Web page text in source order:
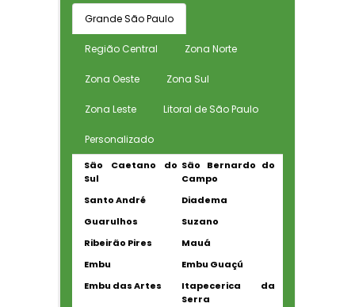
Grande São Paulo
Região Central Zona Norte
Zona Oeste Zona Sul
Zona Leste Litoral de São Paulo
Personalizado
São Caetano do
Sul
São Bernardo do
Campo
Santo André
Diadema
Guarulhos
Suzano
Ribeirão Pires
Mauá
Embu
Embu Guaçú
Embu das Artes
Itapecerica da
Serra